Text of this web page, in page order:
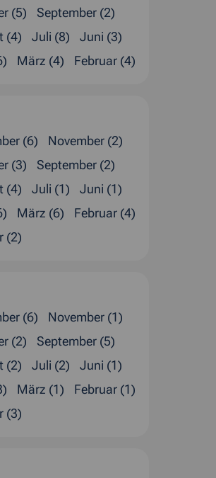
(5)
September (2)
(4)
Juli (8)
Juni (3)
März (4) Februar (4)
(6)
November (2)
(3)
September (2)
(4)
Juli (1)
Juni (1)
März (6)
Februar (4)
(2)
(6)
November (1)
(2)
September (5)
(2)
Juli (2)
Juni (1)
März (1)
Februar (1)
(3)